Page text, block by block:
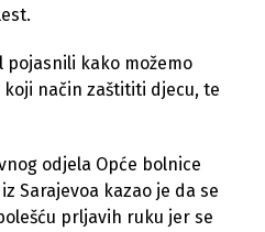
pojasnili kako možemo
način zaštititi djecu, te
odjela Opće bolnice
Sarajevoa kazao je da se
prljavih ruku jer se